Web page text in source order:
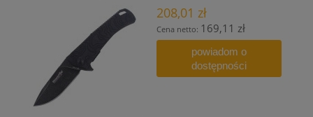
208,01 zł
Cena netto: 169,11 zł
powiadom o
dostępności